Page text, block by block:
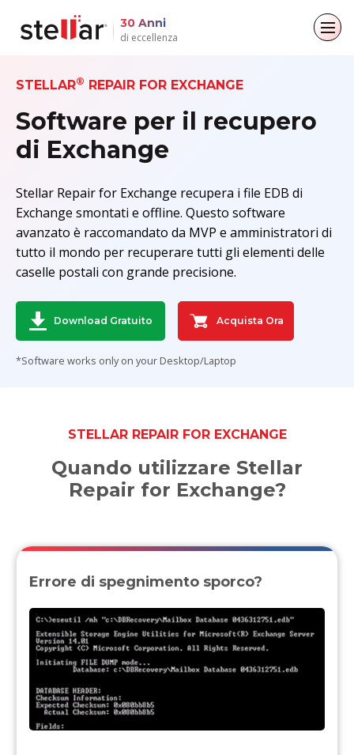
30 Anni
di eccellenza
Torna al menu principale
Per gli individui
Recupero dati
Riparazione dei file
Cancellazione dei dati
Torna al menu principale
Per le aziende
Riparazione via e-mail
Convertitore di e-mail
File & Riparazione dei file
Recupero dati
Kit di strumenti
Torna al menu principale
Circa
Azienda
Leadership
Copertura Mediatica
Comunicati Stampa
Torna al menu principale
Risorse
Casi di studio
Blogs
Articoli
Video
STELLAR® REPAIR FOR EXCHANGE
Software per il recupero
di Exchange
Stellar Repair for Exchange recupera i file EDB di
Exchange smontati e offline. Questo software
avanzato è raccomandato da MVP e amministratori di
tutto il mondo per recuperare tutti gli elementi delle
caselle postali con grande precisione.
Download Gratuito Acquista Ora
*Software works only on your Desktop/Laptop
STELLAR REPAIR FOR EXCHANGE
Quando utilizzare Stellar
Repair for Exchange?
Errore di spegnimento sporco?